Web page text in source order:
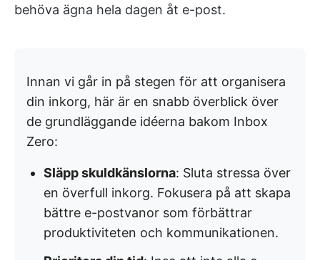
behöva ägna hela dagen åt e-post.
Innan vi går in på stegen för att organisera
din inkorg, här är en snabb överblick över
de grundläggande idéerna bakom Inbox
Zero:
Släpp skuldkänslorna: Sluta stressa över
en överfull inkorg. Fokusera på att skapa
bättre e-postvanor som förbättrar
produktiviteten och kommunikationen.